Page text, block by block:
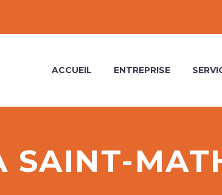
ACCUEIL ENTREPRISE
SAINT-